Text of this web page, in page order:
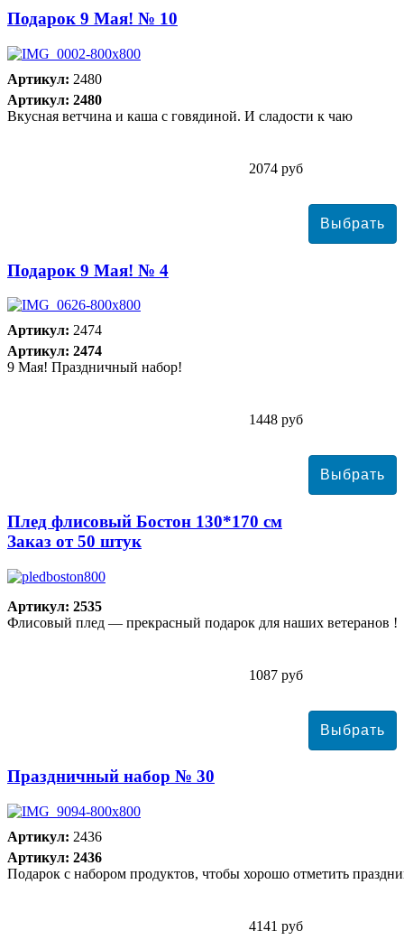
Подарок 9 Мая! № 10
Артикул: 2480
Артикул: 2480
Вкусная ветчина и каша с говядиной. И сладости к чаю
2074 руб
Подарок 9 Мая! № 4
Артикул: 2474
Артикул: 2474
9 Мая! Праздничный набор!
1448 руб
Плед флисовый Бостон 130*170 см
Заказ от 50 штук
Артикул: 2535
Флисовый плед — прекрасный подарок для наших ветеранов !
1087 руб
Праздничный набор № 30
Артикул: 2436
Артикул: 2436
Подарок с набором продуктов, чтобы хорошо отметить
4141 руб